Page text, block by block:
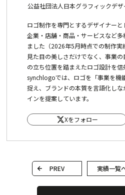
公益社団法人日本グラフィックデ
ロゴ制作を専門とするデザイナー
企業・店舗・商品・サービスなど
ました（2026年5月時点での制作実
見た目の美しさだけでなく、事業
の立ち位置を踏まえたロゴ設計を信
synchlogoでは、ロゴを「事業を機
捉え、ブランドの本質を言語化し
インを提案しています。
Xをフォロー
PREV 実績一覧